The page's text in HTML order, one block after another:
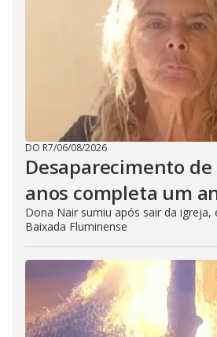
DO R7/06/08/2026
Desaparecimento de
anos completa um
Dona Nair sumiu após sair da igreja,
Baixada Fluminense